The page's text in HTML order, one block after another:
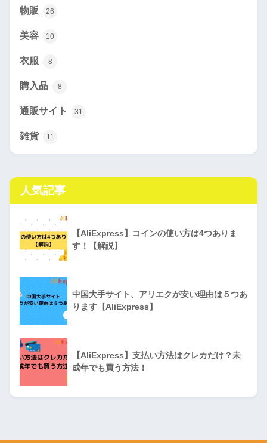
物販 26
美容 10
衣服 8
購入品 8
通販サイト 31
雑貨 11
人気記事
【AliExpress】コインの使い方は4つありま
す！【解説】
中国大手サイト、アリエクが安い理由は５つあ
ります【AliExpress】
【AliExpress】支払い方法はクレカだけ？未
成年でも買う方法！